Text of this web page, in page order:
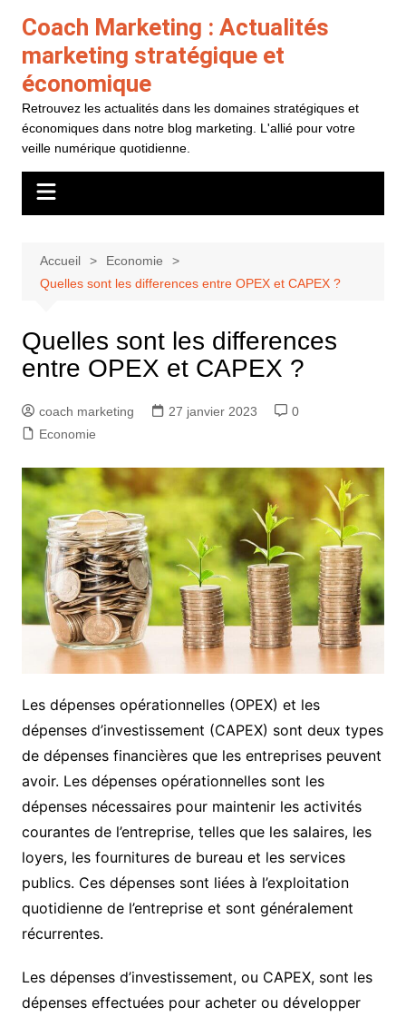
contenu
Coach Marketing : Actualités
marketing stratégique et
économique
Retrouvez les actualités dans les domaines stratégiques et
économiques dans notre blog marketing. L'allié pour votre
veille numérique quotidienne.
Accueil
Economie
Quelles sont les differences entre OPEX et CAPEX ?
Quelles sont les differences
entre OPEX et CAPEX ?
coach marketing 27 janvier 2023
0
Economie
Les dépenses opérationnelles (OPEX) et les
dépenses d’investissement (CAPEX) sont deux types
de dépenses financières que les entreprises peuvent
avoir. Les dépenses opérationnelles sont les
dépenses nécessaires pour maintenir les activités
courantes de l’entreprise, telles que les salaires, les
loyers, les fournitures de bureau et les services
publics. Ces dépenses sont liées à l’exploitation
quotidienne de l’entreprise et sont généralement
récurrentes.
Les dépenses d’investissement, ou CAPEX, sont les
dépenses effectuées pour acheter ou développer